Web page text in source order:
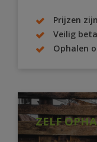
Prijzen
Veilig
Ophalen
ZELF